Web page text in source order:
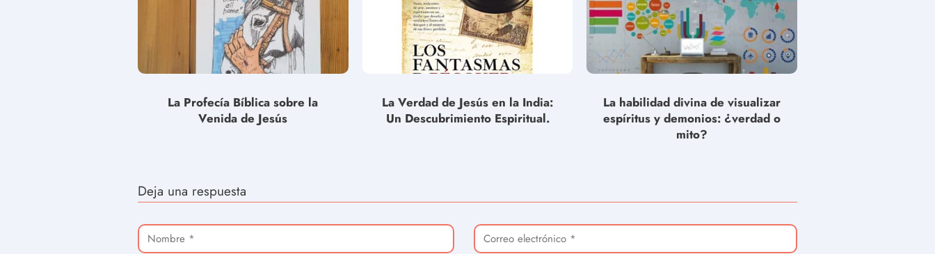
La Profecía Bíblica sobre la
Venida de Jesús
La Verdad de Jesús en la India:
Un Descubrimiento Espiritual.
La habilidad divina de visualizar
espíritus y demonios: ¿verdad o
mito?
Deja una respuesta